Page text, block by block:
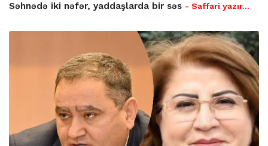
Səhnədə iki nəfər, yaddaşlarda bir səs - Saffari yazır…